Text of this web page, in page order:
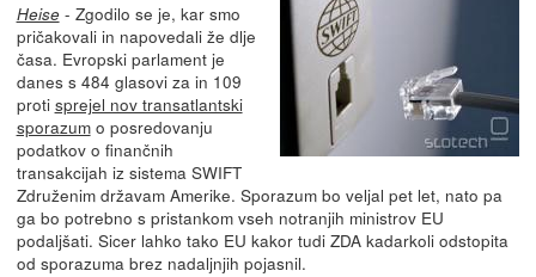
Heise- Zgodilo se je, kar smo
pričakovali in napovedali že dlje
časa. Evropski parlament je
danes s 484 glasovi za in 109
proti sprejel nov transatlantski
sporazumo posredovanju
podatkov o finančnih
transakcijah iz sistema SWIFT
Združenim državam Amerike. Sporazum bo veljal pet let, nato pa
ga bo potrebno s pristankom vseh notranjih ministrov EU
podaljšati. Sicer lahko tako EU kakor tudi ZDA kadarkoli odstopita
od sporazuma brez nadaljnjih pojasnil.